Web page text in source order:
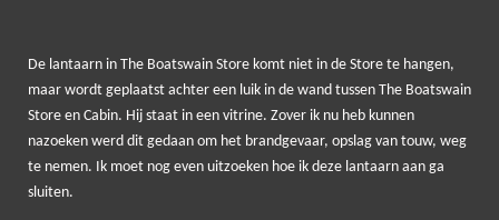
De lantaarn in The Boatswain Store komt niet in de Store te hangen,
maar wordt geplaatst achter een luik in de wand tussen The Boatswain
Store en Cabin. Hij staat in een vitrine. Zover ik nu heb kunnen
nazoeken werd dit gedaan om het brandgevaar, opslag van touw, weg
te nemen. Ik moet nog even uitzoeken hoe ik deze lantaarn aan ga
sluiten.